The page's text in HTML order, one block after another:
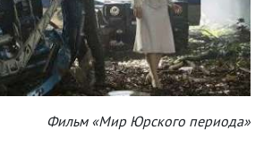
Фильм «Мир Юрского периода»